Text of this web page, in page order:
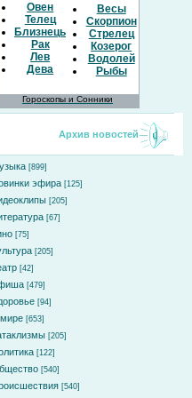
Овен
Телец
Близнецы
Рак
Лев
Дева
Весы
Скорпион
Стрелец
Козерог
Водолей
Рыбы
Гороскопы и Сонники
Архив новостей
[899]
эфира [125]
[205]
[67]
[75]
[205]
[42]
[479]
[94]
[653]
[205]
[122]
[540]
[540]